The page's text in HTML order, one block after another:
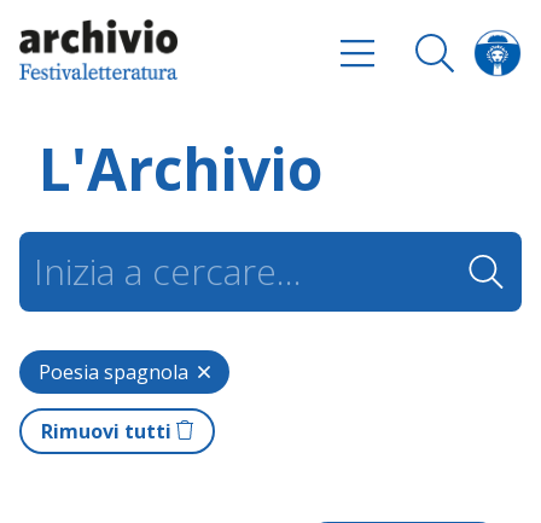
L'Archivio
Poesia spagnola
Rimuovi tutti